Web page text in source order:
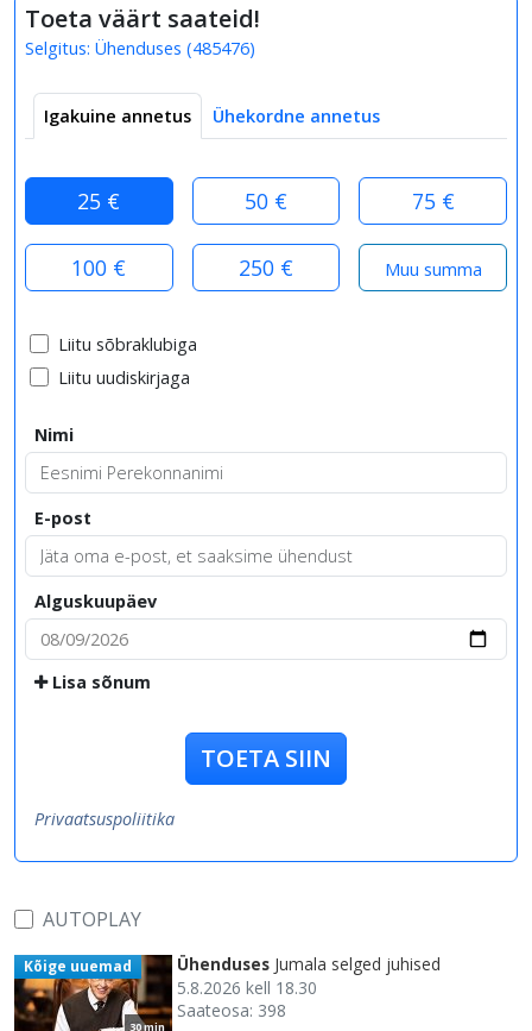
Toeta väärt saateid!
Selgitus: Ühenduses (485476)
Igakuine annetus Ühekordne annetus
25 € 50 € 75 €
100 € 250 €
Liitu sõbraklubiga
Liitu uudiskirjaga
Nimi
E-post
Alguskuupäev
Lisa sõnum
TOETA SIIN
Privaatsuspoliitika
AUTOPLAY
30 min
Kõige uuemad Ühenduses Jumala selged juhised
5.8.2026 kell 18.30
Saateosa: 398